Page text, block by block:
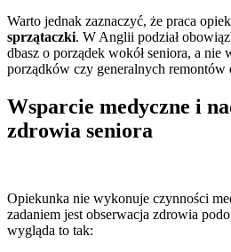
Warto jednak zaznaczyć, że praca
sprzątaczki. W Anglii podział
dbasz o porządek wokół seniora, a nie
porządków czy generalnych remontów
Wsparcie medyczne i
zdrowia seniora
Opiekunka nie wykonuje czynności
zadaniem jest obserwacja zdrowia
wygląda to tak: